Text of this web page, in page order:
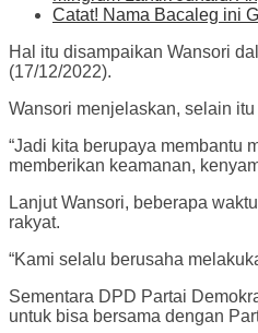
Catat! Nama Bacaleg ini
Hal itu disampaikan Wansori
(17/12/2022).
Wansori menjelaskan, selain
“Jadi kita berupaya membantu
memberikan keamanan,
Lanjut Wansori, beberapa
rakyat.
“Kami selalu berusaha
Sementara DPD Partai
untuk bisa bersama dengan